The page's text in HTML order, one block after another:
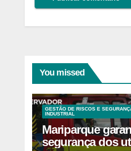
You missed
GESTÃO DE RISCOS E
INDUSTRIAL
Mariparque
segurança dos